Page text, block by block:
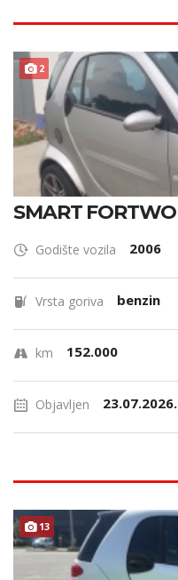
2
SMART
Godište vozila 2006
Vrsta goriva benzin
km 152.000
Objavljen 23.07.2026.
13